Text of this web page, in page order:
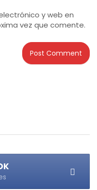
y web en
vez que comente.